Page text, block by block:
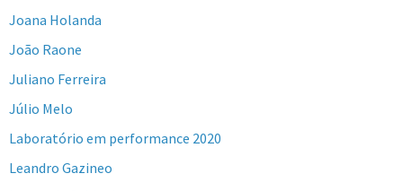
Joana Holanda
João Raone
Juliano Ferreira
Júlio Melo
Laboratório em performance 2020
Leandro Gazineo